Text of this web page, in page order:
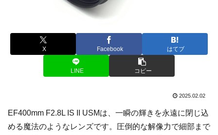
X Facebook はてブ
LINE コピー
2025.02.02
EF400mm F2.8L IS II USMは、一瞬の輝きを永遠に閉じ込
める魔法のようなレンズです。圧倒的な解像力で細部まで